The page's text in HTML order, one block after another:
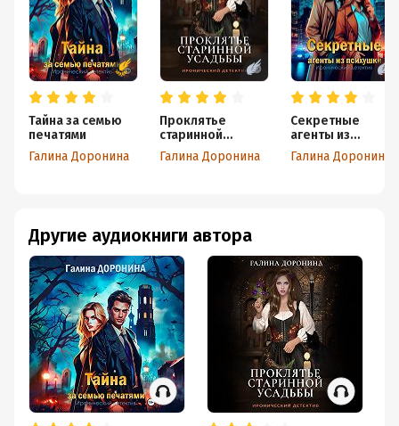
Тайна за семью
печатями
Галина Доронина
Проклятье
старинной
усадьбы
Галина Доронина
Секретные
агенты из
психушки
Галина Доронина
Другие аудиокниги автора